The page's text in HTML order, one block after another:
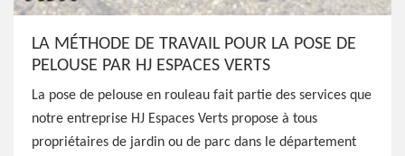
LA MÉTHODE DE TRAVAIL POUR LA POSE DE
PELOUSE PAR HJ ESPACES VERTS
La pose de pelouse en rouleau fait partie des services que
notre entreprise HJ Espaces Verts propose à tous
propriétaires de jardin ou de parc dans le département